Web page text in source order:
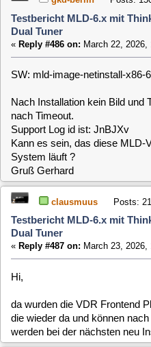
gkd-berlin Posts: 1504
Testbericht MLD-6.x mit
Dual Tuner
«Reply #488 on:April 02, 2026, 23:40:55
SW: mld-image-netinstall-x86-64
Ich bekomme im Terminal folgende
Code:[Select]
-sh: stm32kbdIRconfig_cmd:
Was muß ich nachinstallieren?
Gruß Gerhard
Testbericht MLD-6.x mit
Dual Tuner
«Reply #489 on:
Das Tool hat einen neuen Namen
Das zugehörige Paket heißt irmp,
1 31 32 [33 MLD-6.x /
MLD-6.x mit ThinkCentre
Home Up Next Page